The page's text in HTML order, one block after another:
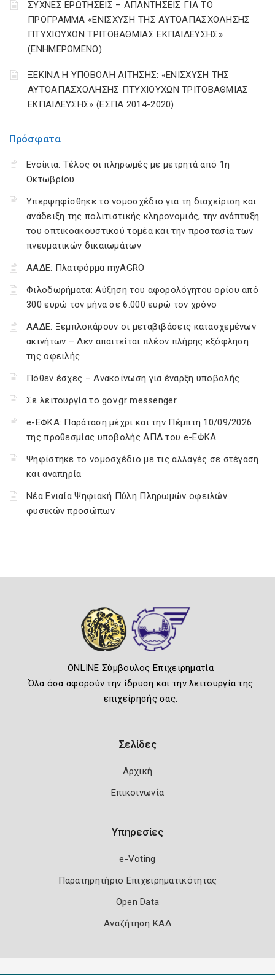
Πρόσφατα
Ενοίκια: Τέλος οι πληρωμές με μετρητά από 1η
Οκτωβρίου
Υπερψηφίσθηκε το νομοσχέδιο για τη διαχείριση και
ανάδειξη της πολιτιστικής κληρονομιάς, την ανάπτυξη
του οπτικοακουστικού τομέα και την προστασία των
πνευματικών δικαιωμάτων
ΑΑΔΕ: Πλατφόρμα myAGRO
Φιλοδωρήματα: Αύξηση του αφορολόγητου ορίου από
300 ευρώ τον μήνα σε 6.000 ευρώ τον χρόνο
ΑΑΔΕ: Ξεμπλοκάρουν οι μεταβιβάσεις κατασχεμένων
ακινήτων – Δεν απαιτείται πλέον πλήρης εξόφληση
της οφειλής
Πόθεν έσχες – Ανακοίνωση για έναρξη υποβολής
Σε λειτουργία το gov.gr messenger
e-ΕΦΚΑ: Παράταση μέχρι και την Πέμπτη 10/09/2026
της προθεσμίας υποβολής ΑΠΔ του e-ΕΦΚΑ
Ψηφίστηκε το νομοσχέδιο με τις αλλαγές σε στέγαση
και αναπηρία
Νέα Ενιαία Ψηφιακή Πύλη Πληρωμών οφειλών
φυσικών προσώπων
ΣΥΧΝΕΣ ΕΡΩΤΗΣΕΙΣ – ΑΠΑΝΤΗΣΕΙΣ ΓΙΑ ΤΟ
ΠΡΟΓΡΑΜΜΑ «ΕΝΙΣΧΥΣΗ ΤΗΣ ΑΥΤΟΑΠΑΣΧΟΛΗΣΗΣ
ΠΤΥΧΙΟΥΧΩΝ ΤΡΙΤΟΒΑΘΜΙΑΣ ΕΚΠΑΙΔΕΥΣΗΣ»
(ΕΝΗΜΕΡΩΜΕΝΟ)
ΞΕΚΙΝΑ Η ΥΠΟΒΟΛΗ ΑΙΤΗΣΗΣ: «ΕΝΙΣΧΥΣΗ ΤΗΣ
ΑΥΤΟΑΠΑΣΧΟΛΗΣΗΣ ΠΤΥΧΙΟΥΧΩΝ ΤΡΙΤΟΒΑΘΜΙΑΣ
ΕΚΠΑΙΔΕΥΣΗΣ» (ΕΣΠΑ 2014-2020)
ONLINE Σύμβουλος Επιχειρηματία
Όλα όσα αφορούν την ίδρυση και την λειτουργία της
επιχείρησής σας.
Σελίδες
Αρχική
Επικοινωνία
Υπηρεσίες
e-Voting
Παρατηρητήριο Επιχειρηματικότητας
Open Data
Αναζήτηση ΚΑΔ